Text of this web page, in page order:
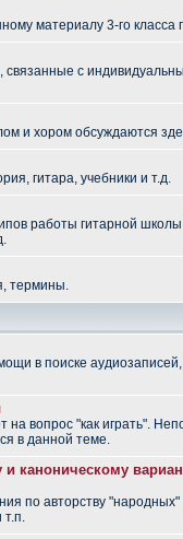
материалу 3-го класса
связанные с
и хором обсуждаются
гитара, учебники и т.д.
работы гитарной
термины.
в поиске аудиозаписей,
на вопрос "как играть".
в данной теме.
и каноническому
по авторству "народных"
т.п.